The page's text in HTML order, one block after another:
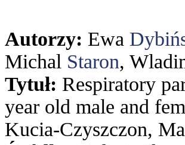
Autorzy: Ewa
Michal Staron,
Tytuł: Respiratory
year old male and
Kucia-Czyszczon,